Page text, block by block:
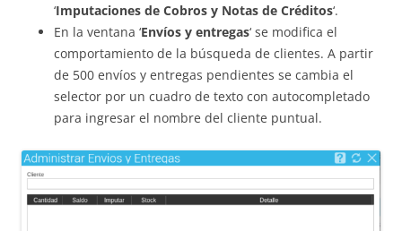
‘Imputaciones de Cobros y Notas de Créditos‘.
En la ventana ‘Envíos y entregas‘ se modifica el
comportamiento de la búsqueda de clientes. A partir
de 500 envíos y entregas pendientes se cambia el
selector por un cuadro de texto con autocompletado
para ingresar el nombre del cliente puntual.